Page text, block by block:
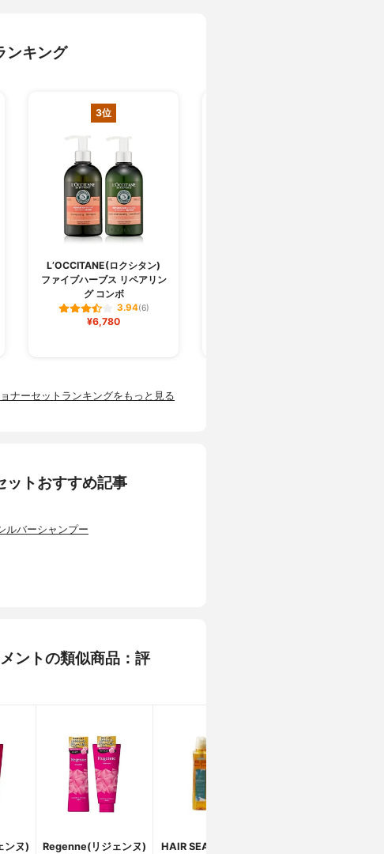
ンキング
3位
L’OCCITANE(ロクシタン)
ファイブハーブス リペアリン
グ コンボ
3.94(6)
¥6,780
ナーセットランキングをもっと見る
ットおすすめ記事
ルバーシャンプー
ントの類似商品：評
ンヌ)
Regenne(リジェンヌ)
HAIR SEASONS(ヘア